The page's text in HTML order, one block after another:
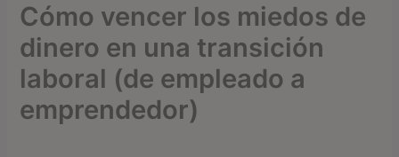
Cómo vencer los miedos de
dinero en una transición
laboral (de empleado a
emprendedor)